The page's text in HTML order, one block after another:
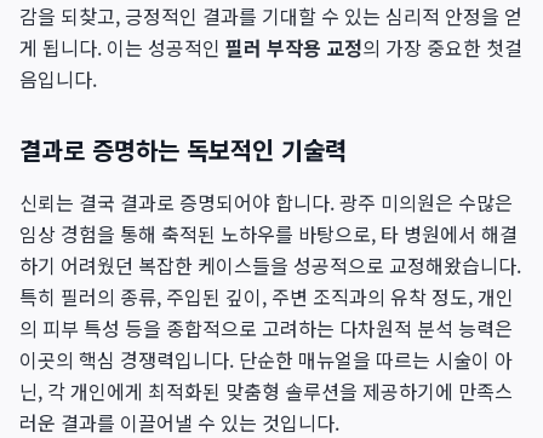
감을 되찾고, 긍정적인 결과를 기대할 수 있는 심리적 안정을 얻
게 됩니다. 이는 성공적인 필러 부작용 교정의 가장 중요한 첫걸
음입니다.
결과로 증명하는 독보적인 기술력
신뢰는 결국 결과로 증명되어야 합니다. 광주 미의원은 수많은
임상 경험을 통해 축적된 노하우를 바탕으로, 타 병원에서 해결
하기 어려웠던 복잡한 케이스들을 성공적으로 교정해왔습니다.
특히 필러의 종류, 주입된 깊이, 주변 조직과의 유착 정도, 개인
의 피부 특성 등을 종합적으로 고려하는 다차원적 분석 능력은
이곳의 핵심 경쟁력입니다. 단순한 매뉴얼을 따르는 시술이 아
닌, 각 개인에게 최적화된 맞춤형 솔루션을 제공하기에 만족스
러운 결과를 이끌어낼 수 있는 것입니다.